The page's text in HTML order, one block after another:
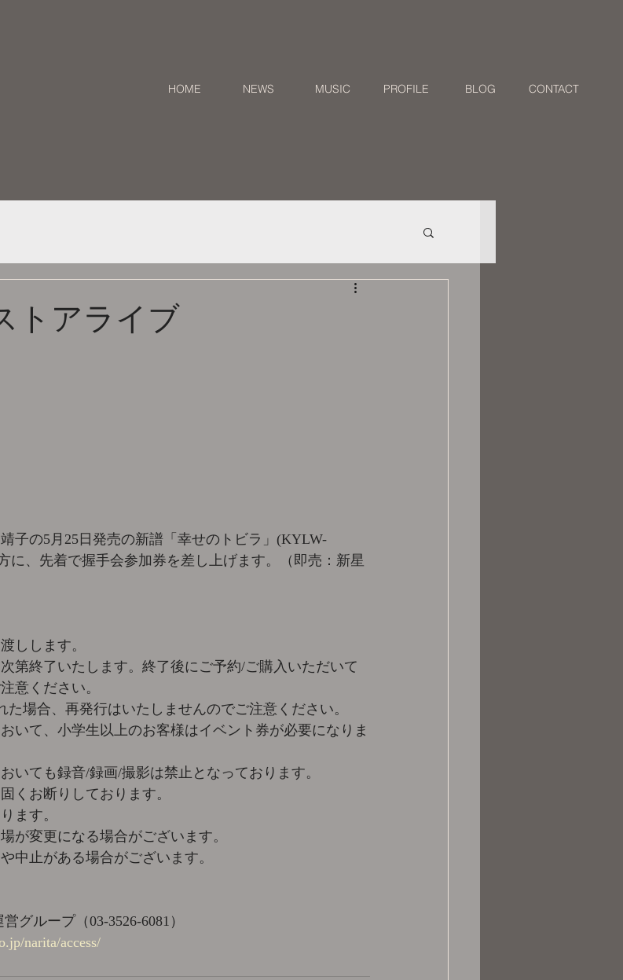
HOME
NEWS MUSIC PROFILE BLOG CONTACT
トアライブ
子の5月25日発売の新譜「幸せのトビラ」(KYLW-
に、先着で握手会参加券を差し上げます。（即売：新星
しします。
第終了いたします。終了後にご予約/ご購入いただいて
意ください。
た場合、再発行はいたしませんのでご注意ください。
いて、小学生以上のお客様はイベント券が必要になりま
いても録音/録画/撮影は禁止となっております。
くお断りしております。
ます。
が変更になる場合がございます。
中止がある場合がございます。
ループ（03-3526-6081）
narita/access/